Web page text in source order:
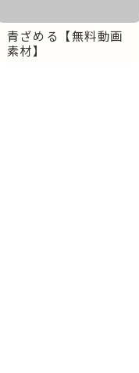
青ざめる【無料動画
素材】